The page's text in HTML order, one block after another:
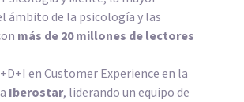
ámbito de la psicología y las
más de 20 millones de lectores
en Customer Experience en la
Iberostar, liderando un equipo de